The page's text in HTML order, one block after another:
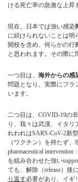
ける死亡率の急激な上昇
現在、日本では強い感染
に続けられないことは明
開校を含め、何らかの行
と思われます。その際に
一つ目は、 海外からの感
問題となり、実際にフラ
います。
二つ目は、COVID-19の
り、我々は武漢、イタ
れわれはSARS-CoV-2新
（ワクチン）を持たず
pharmaceutical
を組み合わせた強い
ても、解除（release）後
り返す必要があり、イギ